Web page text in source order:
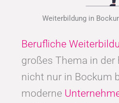
Weiterbildung in
Berufliche
großes Thema in der
nicht nur in Bockum
moderne